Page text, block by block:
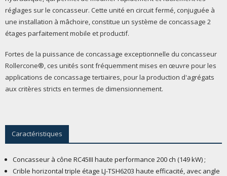
réglages sur le concasseur. Cette unité en circuit fermé, conjuguée à
une installation à mâchoire, constitue un système de concassage 2
étages parfaitement mobile et productif.
Fortes de la puissance de concassage exceptionnelle du concasseur
Rollercone®, ces unités sont fréquemment mises en œuvre pour les
applications de concassage tertiaires, pour la production d'agrégats
aux critères stricts en termes de dimensionnement.
Caractéristiques
Concasseur à cône RC45III haute performance 200 ch (149 kW) ;
Crible horizontal triple étage LJ-TSH6203 haute efficacité, avec angle